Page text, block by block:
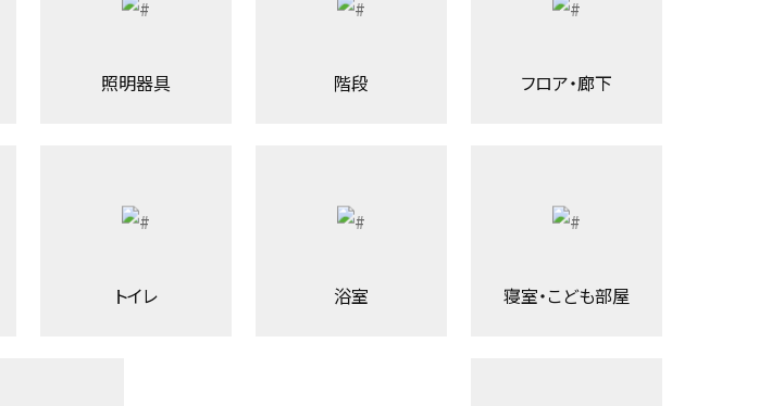
照明器具 階段 フロア・廊下
トイレ 浴室 寝室・こども部屋